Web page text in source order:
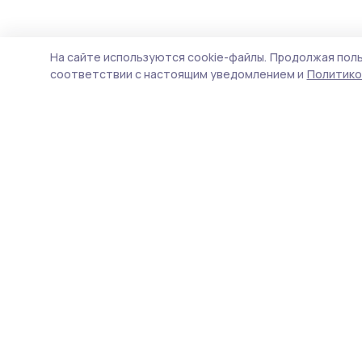
Несколько
На сайте используются cookie-файлы. Продолжая
соответствии с настоящим уведомлением и